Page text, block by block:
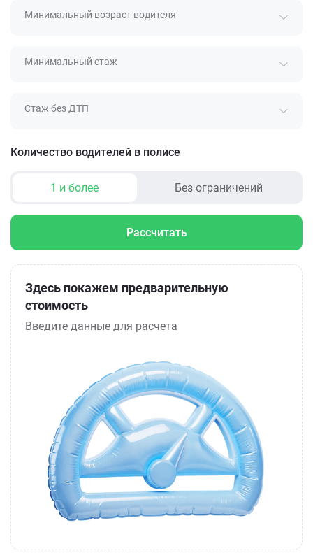
Минимальный возраст водителя
Минимальный стаж
Стаж без ДТП
Количество водителей в полисе
1 и более Без ограничений
Рассчитать
Здесь покажем предварительную
стоимость
Введите данные для расчета